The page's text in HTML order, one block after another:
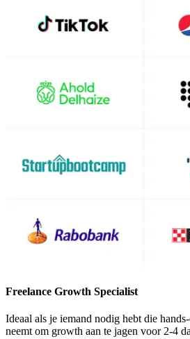
Freelance Growth Specialist
Ideaal als je iemand nodig hebt die
neemt om growth aan te jagen voor 2-4